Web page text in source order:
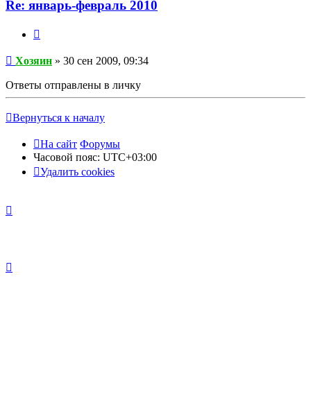
Re: январь-февраль 2010
Хозяин » 30 сен 2009, 09:34
Ответы отправлены в личку
Вернуться к началу
На сайт Форумы
Часовой пояс: UTC+03:00
Удалить cookies